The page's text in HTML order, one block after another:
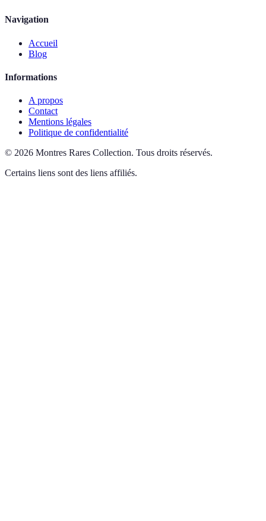
Navigation
Accueil
Blog
Informations
A propos
Contact
Mentions légales
Politique de confidentialité
© 2026 Montres Rares Collection. Tous droits réservés.
Certains liens sont des liens affiliés.